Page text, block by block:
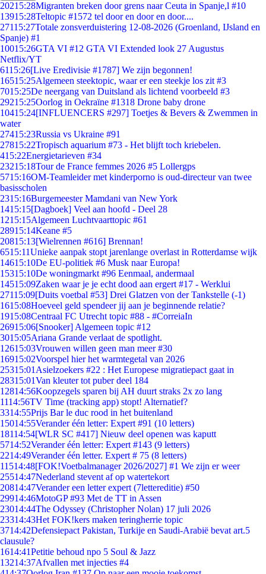
20215:28Migranten breken door grens naar Ceuta in Spanje,l #10
13915:28Teltopic #1572 tel door en door en door....
27115:27Totale zonsverduistering 12-08-2026 (Groenland, IJsland en
Spanje) #1
10015:26GTA VI #12 GTA VI Extended look 27 Augustus
Netflix/YT
6115:26[Live Eredivisie #1787] We zijn begonnen!
16515:25Algemeen steektopic, waar er een steekje los zit #3
7015:25De neergang van Duitsland als lichtend voorbeeld #3
29215:25Oorlog in Oekraïne #1318 Drone baby drone
10415:24[INFLUENCERS #297] Toetjes & Bevers & Zwemmen in
water
27415:23Russia vs Ukraine #91
27815:22Tropisch aquarium #73 - Het blijft toch kriebelen.
415:22Energietarieven #34
23215:18Tour de France femmes 2026 #5 Lollergps
5715:16OM-Teamleider met kinderporno is oud-directeur van twee
basisscholen
2315:16Burgemeester Mamdani van New York
1415:15[Dagboek] Veel aan hoofd - Deel 28
1215:15Algemeen Luchtvaarttopic #61
28915:14Keane #5
20815:13[Wielrennen #616] Brennan!
6515:11Unieke aanpak stopt jarenlange overlast in Rotterdamse wijk
14615:10De EU-politiek #6 Musk naar Europa!
15315:10De woningmarkt #96 Eenmaal, andermaal
14515:09Zaken waar je je echt dood aan ergert #17 - Werklui
27115:09[Duits voetbal #53] Drei Glatzen von der Tankstelle (-1)
1615:08Hoeveel geld spendeer jij aan je beginnende relatie?
1915:08Centraal FC Utrecht topic #88 - #CorreiaIn
26915:06[Snooker] Algemeen topic #12
3015:05Ariana Grande verlaat de spotlight.
12615:03Vrouwen willen geen man meer #30
16915:02Voorspel hier het warmtegetal van 2026
25315:01 Asielzoekers #22 : Het Europese migratiepact gaat in
28315:01Van kleuter tot puber deel 184
12814:56Koopzegels sparen bij AH duurt straks 2x zo lang
1114:56TV Time (tracking app) stopt! Alternatief?
3314:55Prijs Bar le duc rood in het buitenland
15014:55Verander één letter: Expert #91 (10 letters)
18114:54[WLR SC #417] Nieuw deel openen was kaputt
5714:52Verander één letter: Expert #143 (9 letters)
2214:49Verander één letter. Expert # 75 (8 letters)
11514:48[FOK!Voetbalmanager 2026/2027] #1 We zijn er weer
25514:47Nederland stevent af op watertekort
20814:47Verander een letter expert (7lettereditie) #50
29914:46MotoGP #93 Met de TT in Assen
23014:44The Odyssey (Christopher Nolan) 17 juli 2026
23314:43Het FOK!kers maken teringherrie topic
3714:42Defensiepact Pakistan, Turkije en Saudi-Arabië bevat art.5
clausule?
1614:41Petitie behoud npo 5 Soul & Jazz
13214:37Afvallen met injecties #4